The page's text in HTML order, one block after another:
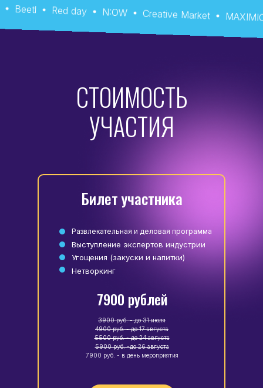
Market MAXIMICE DEPARTAMENT Galactic
СТОИМОСТЬ
УЧАСТИЯ
Билет участника
7900 рублей
Развлекательная и деловая программа
Выступление экспертов индустрии
Угощения (закуски и напитки)
Нетворкинг
3900 руб. - до 31 июля
4900 руб. - до 17 августа
5500 руб. - до 24 августа
5900 руб. -до 26 августа
7900 руб. - в день мероприятия